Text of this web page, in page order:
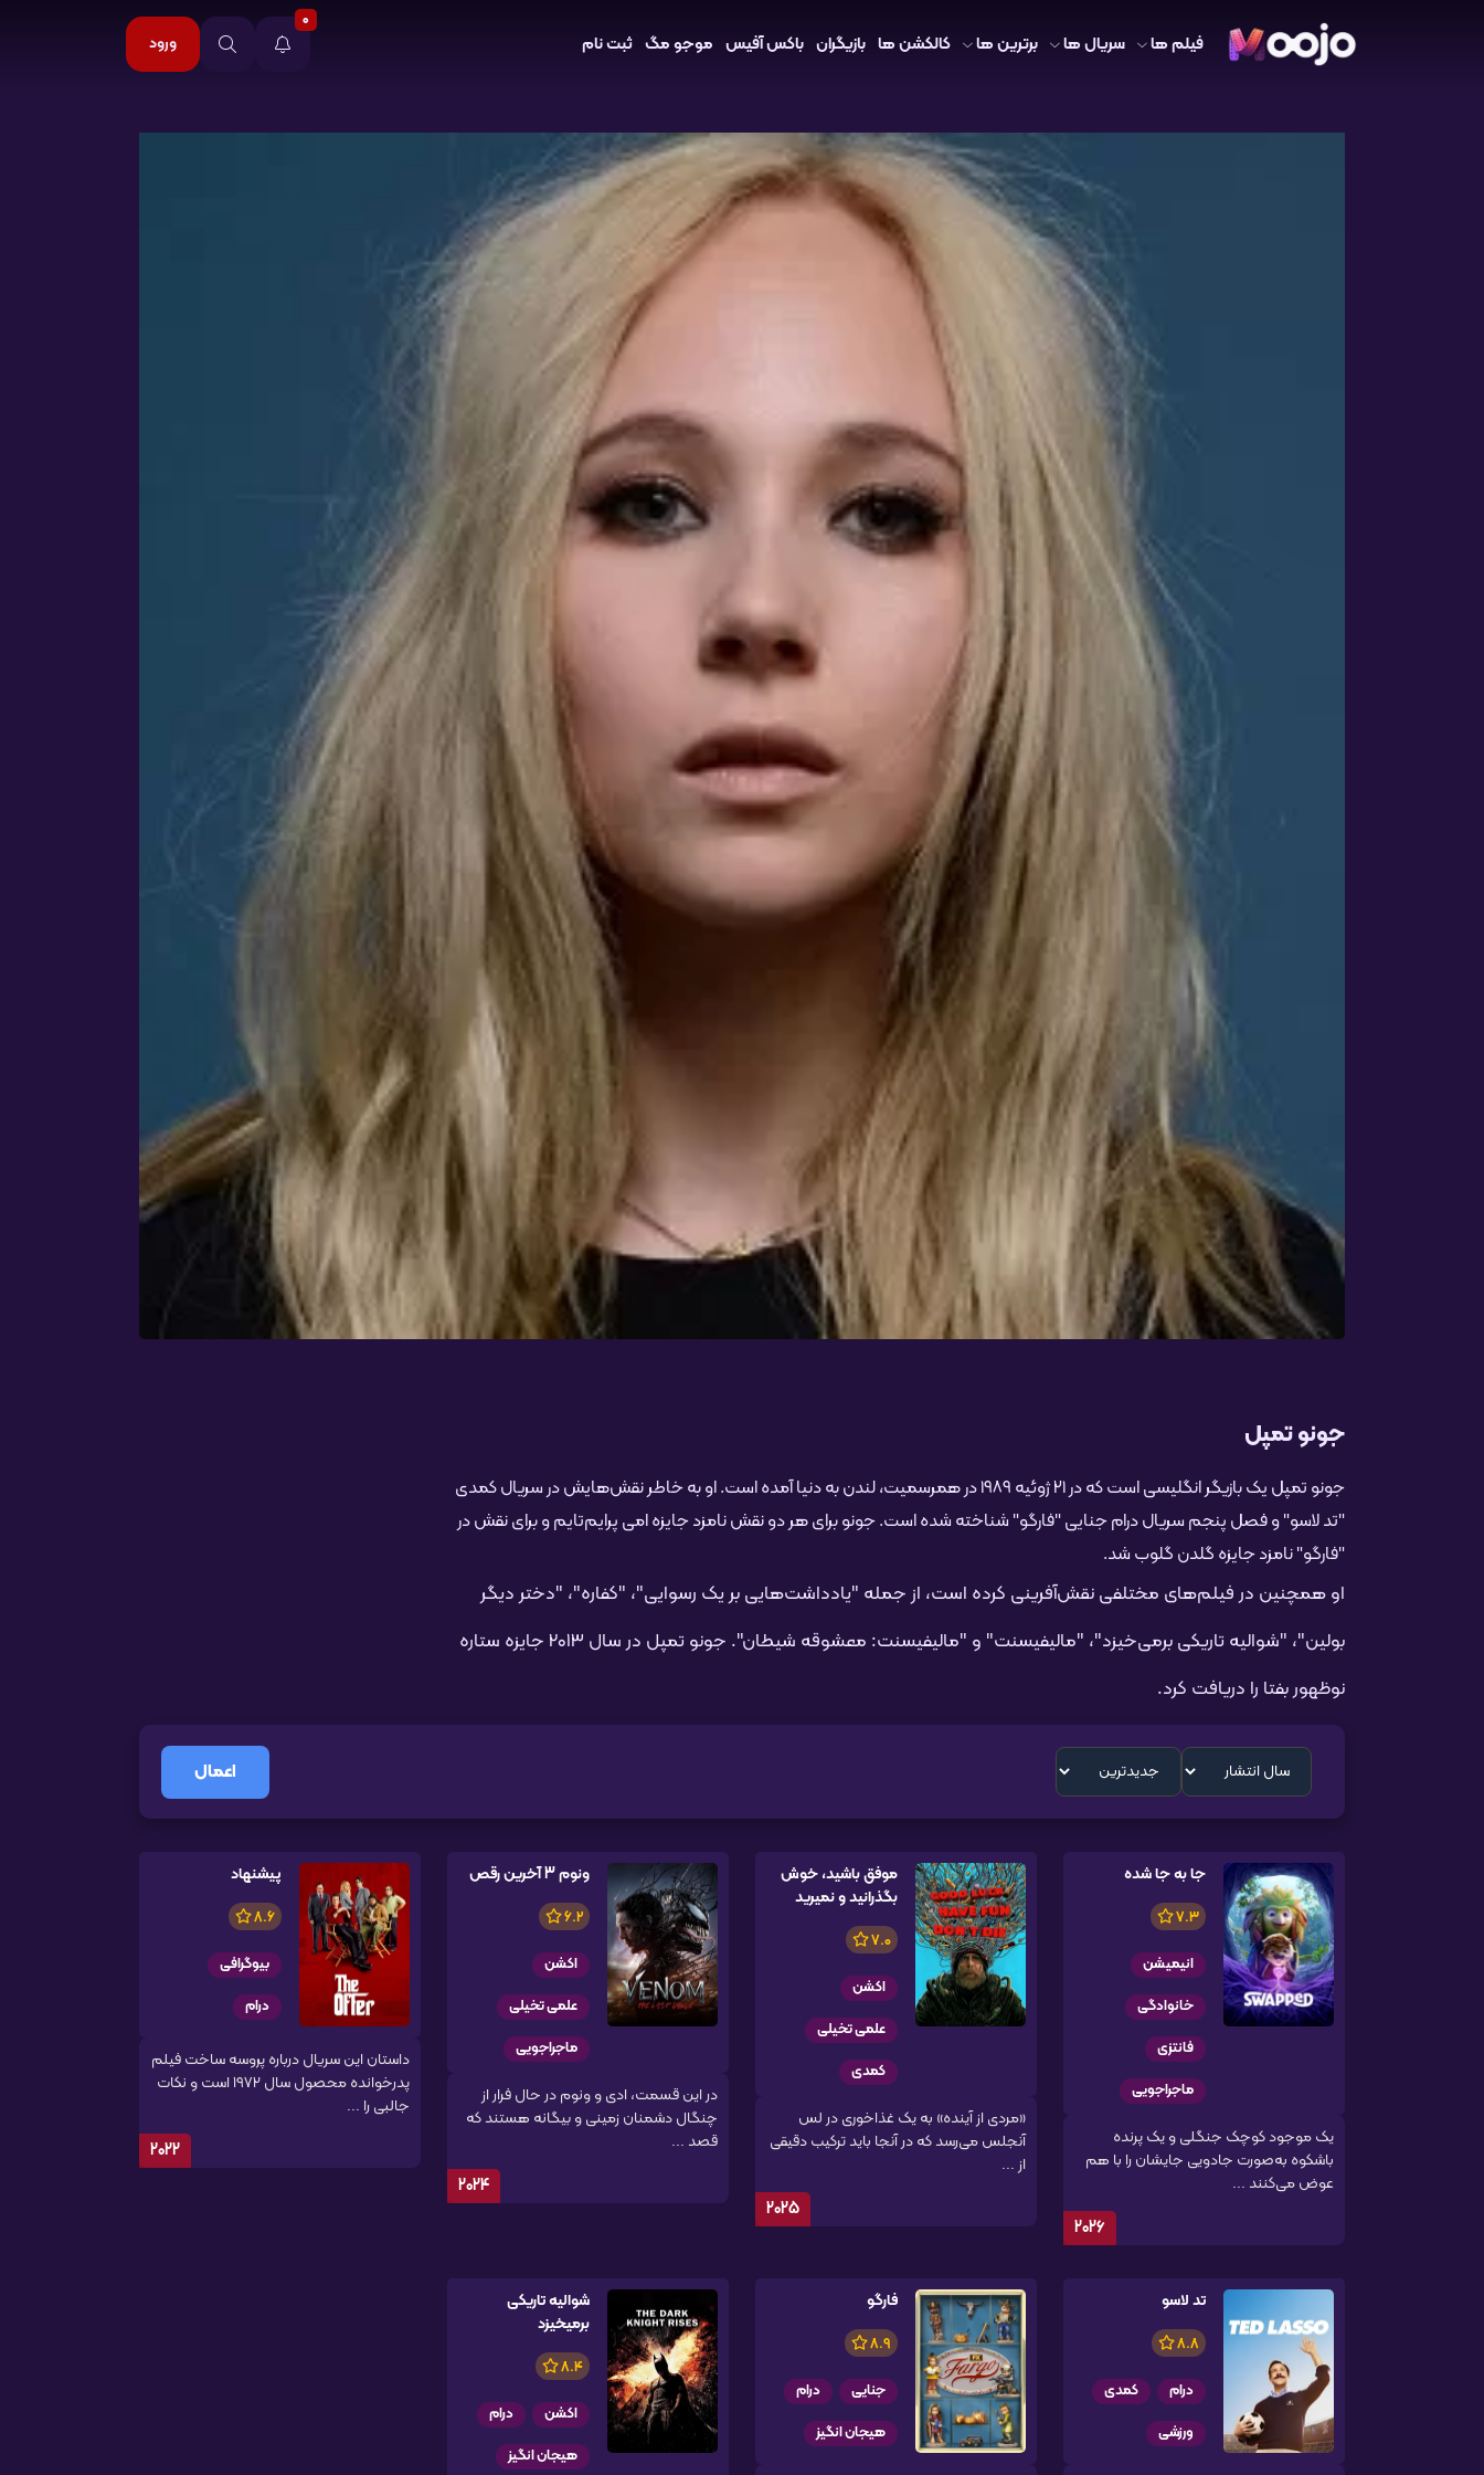
فیلم ها سریال ها برترین ها کالکشن ها بازیگران باکس آفیس موجو مگ ثبت نام
0
ورود
جونو تمپل
جونو تمپل یک بازیگر انگلیسی است که در ۲۱ ژوئیه ۱۹۸۹ در همرسمیت، لندن به دنیا آمده است. او به خاطر نقش‌هایش در سریال کمدی
"تد لاسو" و فصل پنجم سریال درام جنایی "فارگو" شناخته شده است. جونو برای هر دو نقش نامزد جایزه امی پرایم‌تایم و برای نقش در
"فارگو" نامزد جایزه گلدن گلوب شد.
او همچنین در فیلم‌های مختلفی نقش‌آفرینی کرده است، از جمله "یادداشت‌هایی بر یک رسوایی"، "کفاره"، "دختر دیگر
بولین"، "شوالیه تاریکی برمی‌خیزد"، "مالیفیسنت" و "مالیفیسنت: معشوقه شیطان". جونو تمپل در سال ۲۰۱۳ جایزه ستاره
نوظهور بفتا را دریافت کرد.
اعمال
جا به جا شده
7.3
انیمیشن
خانوادگی
فانتزی
ماجراجویی
یک موجود کوچک جنگلی و یک پرنده
باشکوه به‌صورت جادویی جایشان را با هم
عوض می‌کنند ...
2026
موفق باشید، خوش
بگذرانید و نمیرید
7.0
اکشن
علمی تخیلی
کمدی
«مردی از آینده» به یک غذاخوری در لس
آنجلس می‌رسد که در آنجا باید ترکیب دقیقی
از ...
2025
ونوم 3 آخرین رقص
6.2
اکشن
علمی تخیلی
ماجراجویی
در این قسمت، ادی و ونوم در حال فرار از
چنگال دشمنان زمینی و بیگانه هستند که
قصد ...
2024
پیشنهاد
8.6
بیوگرافی
درام
داستان این سریال درباره پروسه ساخت فیلم
پدرخوانده محصول سال 1972 است و نکات
جالبی را ...
2022
تد لاسو
8.8
درام
کمدی
ورزشی
فارگو
8.9
جنایی
درام
هیجان انگیز
شوالیه تاریکی
برمیخیزد
8.4
اکشن
درام
هیجان انگیز